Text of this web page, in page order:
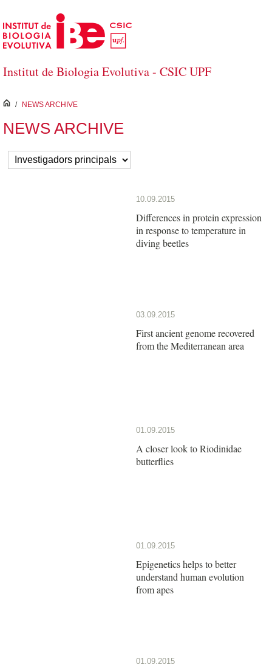
Salta al contingut principal
Institut de Biologia Evolutiva - CSIC UPF
inici
/ NEWS ARCHIVE
NEWS ARCHIVE
10.09.2015
Differences in protein expression
in response to temperature in
diving beetles
03.09.2015
First ancient genome recovered
from the Mediterranean area
01.09.2015
A closer look to Riodinidae
butterflies
01.09.2015
Epigenetics helps to better
understand human evolution
from apes
01.09.2015